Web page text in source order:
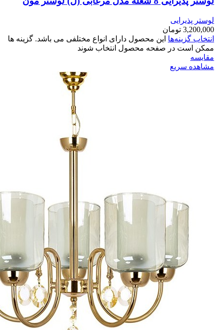
لوستر پذیرایی
3,200,000 تومان
انتخاب گزینه‌ها این محصول دارای انواع مختلفی می باشد. گزینه ها
ممکن است در صفحه محصول انتخاب شوند
مقایسه
مشاهده سریع